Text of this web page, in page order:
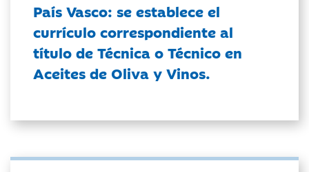
País Vasco: se establece el
currículo correspondiente al
título de Técnica o Técnico en
Aceites de Oliva y Vinos.